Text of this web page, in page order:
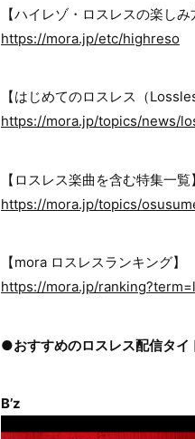
【ハイレゾ・ロスレスの楽しみ
https://mora.jp/etc/highreso
【はじめてのロスレス（
https://mora.jp/topics/news/
【ロスレス楽曲を含む特集一覧】
https://mora.jp/topics/
【mora ロスレスランキング】
https://mora.jp/
●おすすめのロスレス配信タイ
B’z